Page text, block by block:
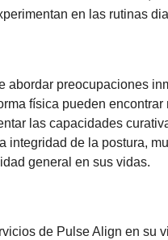
en las rutinas
abordar preocupaciones
física pueden encontrar
las capacidades
integridad de la postura,
general en sus vidas.
de Pulse Align en su